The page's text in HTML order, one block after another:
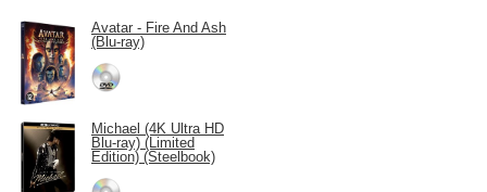
Avatar - Fire And Ash
(Blu-ray)
Michael (4K Ultra HD
Blu-ray) (Limited
Edition) (Steelbook)